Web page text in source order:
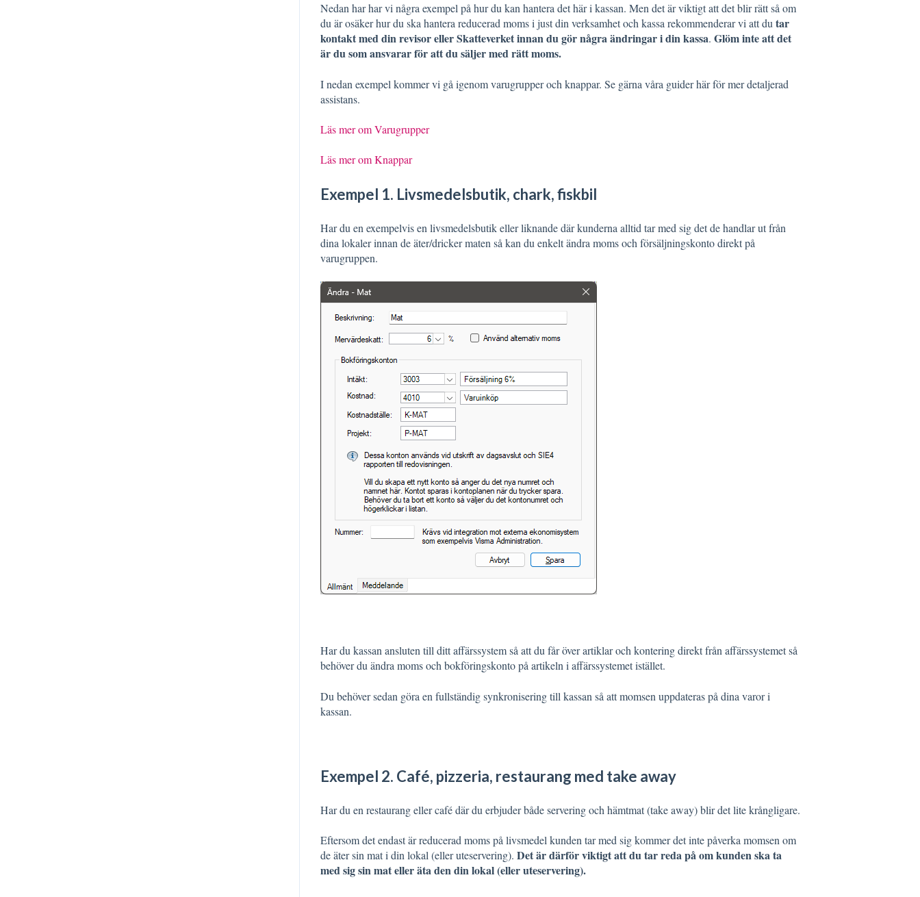
Nedan har har vi några exempel på hur du kan hantera det här i kassan. Men det är viktigt att det blir rätt så om
du är osäker hur du ska hantera reducerad moms i just din verksamhet och kassa rekommenderar vi att dutar
kontakt med din revisor eller Skatteverket innan du gör några ändringar i din kassa. Glöm inte att det
är du som ansvarar för att du säljer med rätt moms.
I nedan exempel kommer vi gå igenom varugrupper och knappar. Se gärna våra guider här för mer detaljerad
assistans.
Läs mer om Varugrupper
Läs mer om Knappar
Exempel 1. Livsmedelsbutik, chark, fiskbil
Har du en exempelvis en livsmedelsbutik eller liknande där kunderna alltid tar med sig det de handlar ut från
dina lokaler innan de äter/dricker maten så kan du enkelt ändra moms och försäljningskonto direkt på
varugruppen.
Har du kassan ansluten till ditt affärssystem så att du får över artiklar och kontering direkt från affärssystemet så
behöver du ändra moms och bokföringskonto på artikeln i affärssystemet istället.
Du behöver sedan göra en fullständig synkronisering till kassan så att momsen uppdateras på dina varor i
kassan.
Exempel 2. Café, pizzeria, restaurang med take away
Har du en restaurang eller café där du erbjuder både servering och hämtmat (take away) blir det lite krångligare.
Eftersom det endast är reducerad moms på livsmedel kunden tar med sig kommer det inte påverka momsen om
de äter sin mat i din lokal (eller uteservering). Det är därför viktigt att du tar reda på om kunden ska ta
med sig sin mat eller äta den din lokal (eller uteservering).